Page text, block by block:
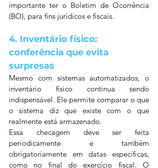
importante ter o Boletim de Ocorrência
(BO), para fins jurídicos e fiscais.
4. Inventário físico:
conferência que evita
surpresas
Mesmo com sistemas automatizados, o
inventário físico continua sendo
indispensável. Ele permite comparar o que
o sistema diz que existe com o que
realmente está armazenado.
Essa checagem deve ser feita
periodicamente e também
obrigatoriamente em datas específicas,
como no final do exercício fiscal. O